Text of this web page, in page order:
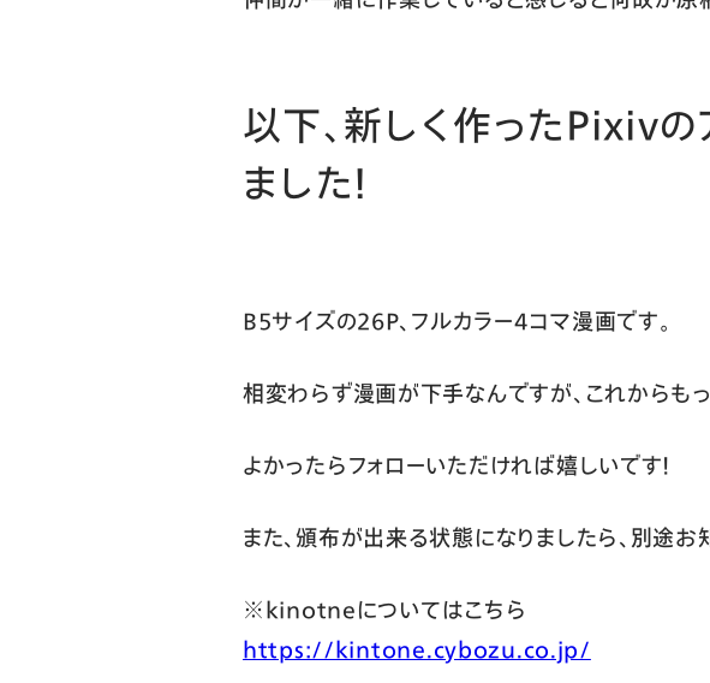
以下、新しく作ったPixiv
ました！
B5サイズの26P、フルカラー4コマ漫画です。
相変わらず漫画が下手なんですが、これからも
よかったらフォローいただければ嬉しいです！
また、頒布が出来る状態になりましたら、別途お
※kinotneについてはこちら
https://kintone.cybozu.co.jp/